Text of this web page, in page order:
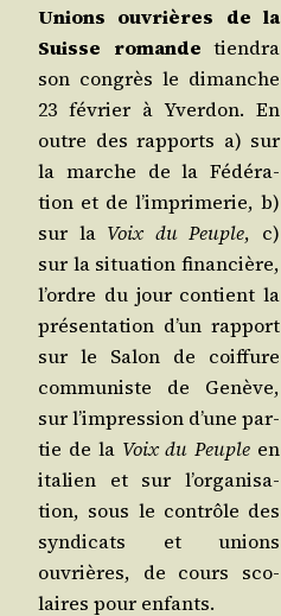
Unions ouvrières de la
Suisse romande tien­dra
son congrès le dimanche
23 février à Yver­don. En
outre des rap­ports a) sur
la marche de la Fédé­ra­
tion et de l’im­pri­me­rie, b)
sur la Voix du Peuple, c)
sur la situa­tion finan­cière,
l’ordre du jour contient la
pré­sen­ta­tion d’un rap­port
sur le Salon de coif­fure
com­mu­niste de Genève,
sur l’im­pres­sion d’une par­
tie de la Voix du Peuple en
ita­lien et sur l’or­ga­ni­sa­
tion, sous le contrôle des
syn­di­cats et unions
ouvrières, de cours sco­
laires pour enfants.